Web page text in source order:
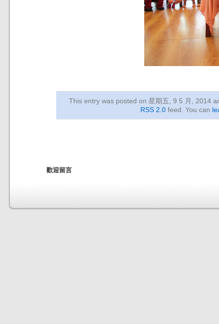
This entry was posted on 星期五, 9 5 月, 2014
RSS 2.0feed. You can
歡迎留言